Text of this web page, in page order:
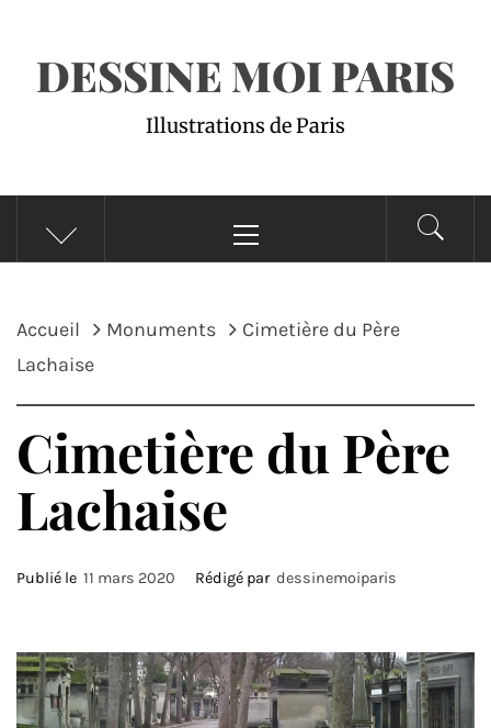
DESSINE MOI PARIS
Illustrations de Paris
principal
Accueil Monuments
Cimetière du Père
Lachaise
Cimetière du Père
Lachaise
Publié le 11 mars 2020 Rédigé par dessinemoiparis